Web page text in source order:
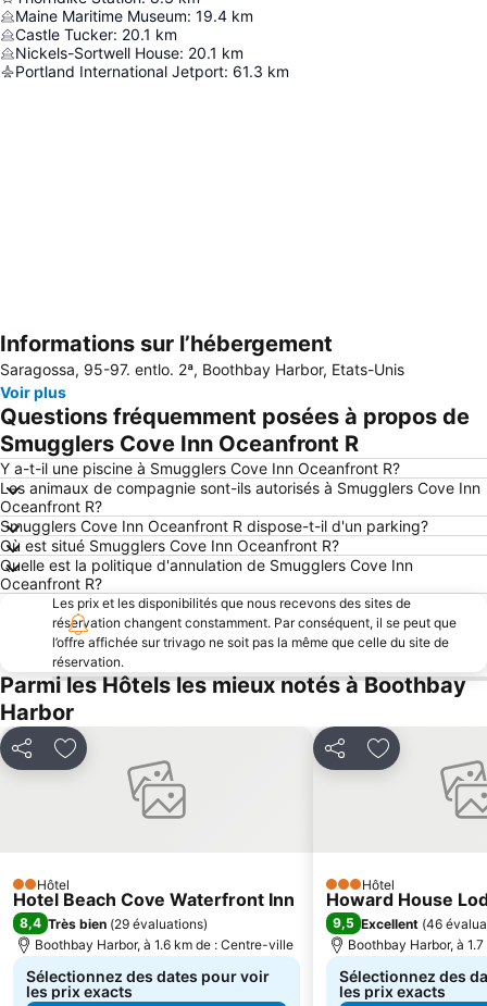
Maine Maritime Museum: 19.4 km
Castle Tucker: 20.1 km
Nickels-Sortwell House: 20.1 km
Portland International Jetport: 61.3 km
Agrandir la carte
Informations sur l’hébergement
Saragossa, 95-97. entlo. 2ª, Boothbay Harbor, Etats-Unis
Voir plus
Questions fréquemment posées à propos de
Smugglers Cove Inn Oceanfront R
Y a-t-il une piscine à Smugglers Cove Inn Oceanfront R?
Les animaux de compagnie sont-ils autorisés à Smugglers Cove Inn
Oceanfront R?
Smugglers Cove Inn Oceanfront R dispose-t-il d'un parking?
Où est situé Smugglers Cove Inn Oceanfront R?
Quelle est la politique d'annulation de Smugglers Cove Inn
Oceanfront R?
Les prix et les disponibilités que nous recevons des sites de
réservation changent constamment. Par conséquent, il se peut que
l’offre affichée sur trivago ne soit pas la même que celle du site de
réservation.
Parmi les Hôtels les mieux notés à Boothbay
Harbor
PartagerAjouter à mes favoris
2 Étoiles
Hôtel
Hotel Beach Cove Waterfront Inn
8,4 Très bien (29 évaluations)
Boothbay Harbor, à 1.6 km de : Centre-ville
Sélectionnez des dates pour voir
les prix exacts
PartagerAjouter à
3 Étoiles
Hôtel
Howard House
9,5 Excellent (46
Boothbay Harbor, à
Sélectionnez des
les prix exacts